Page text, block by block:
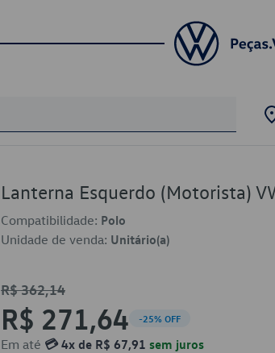
Lanterna Esquerdo (Motorista)
Compatibilidade: Polo
Unidade de venda: Unitário(a)
R$ 362,14
R$ 271,64 -25% OFF
Em até 💳 4x de R$ 67,91 sem juros